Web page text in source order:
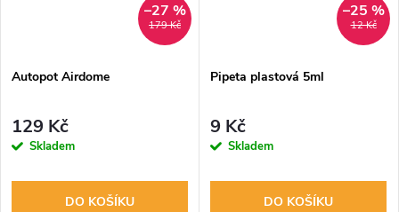
179 Kč
–27 %
Autopot Airdome
129 Kč
Skladem
DO KOŠÍKU
12 Kč
–25 %
Pipeta plastová 5ml
9 Kč
Skladem
DO KOŠÍKU